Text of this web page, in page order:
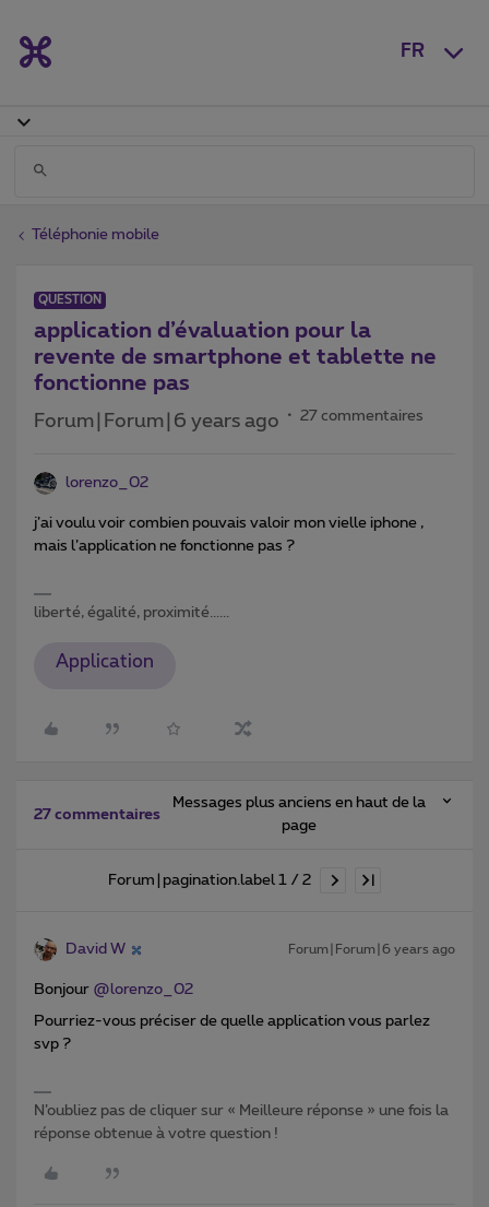
FR
Téléphonie mobile
QUESTION
application d’évaluation pour la
revente de smartphone et tablette ne
fonctionne pas
Forum|Forum|6 years ago 27 commentaires
lorenzo_02
j’ai voulu voir combien pouvais valoir mon vielle iphone ,
mais l’application ne fonctionne pas ?
liberté, égalité, proximité......
Application
27 commentaires
Messages plus anciens en haut de la
page
Forum|pagination.label 1 / 2
David W Forum|Forum|6 years ago
Bonjour @lorenzo_02
Pourriez-vous préciser de quelle application vous parlez
svp ?
N’oubliez pas de cliquer sur « Meilleure réponse » une fois la
réponse obtenue à votre question !